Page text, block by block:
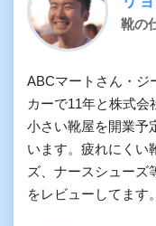
靴の
ABCマートさん・ジ
カーで11年と株式会
小さい靴屋を開業予
います。疲れにくい
ズ、ナースシューズ
をレビューしてます。